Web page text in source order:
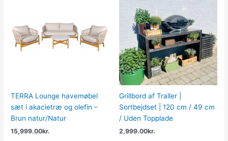
TERRA Lounge havemøbel
sæt i akacietræ og olefin –
Brun natur/Natur
15,999.00kr.
Grillbord af Traller |
Sortbejdset | 120 cm / 49 cm
/ Uden Topplade
2,999.00kr.